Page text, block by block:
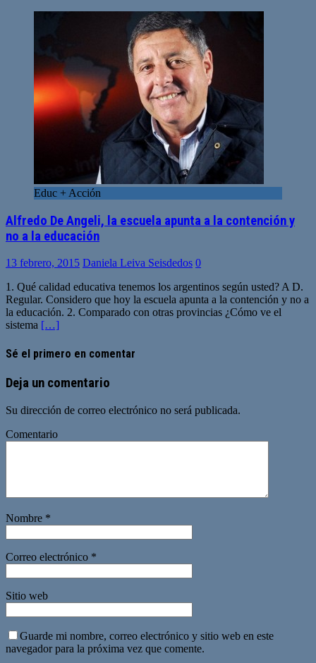
Educ + Acción
Alfredo De Angeli, la escuela apunta a la contención y
no a la educación
13 febrero, 2015 Daniela Leiva Seisdedos 0
1. Qué calidad educativa tenemos los argentinos según usted? A D.
Regular. Considero que hoy la escuela apunta a la contención y no a
la educación. 2. Comparado con otras provincias ¿Cómo ve el
sistema […]
Sé el primero en comentar
Deja un comentario
Su dirección de correo electrónico no será publicada.
Comentario
Nombre *
Correo electrónico *
Sitio web
Guarde mi nombre, correo electrónico y sitio web en este
navegador para la próxima vez que comente.